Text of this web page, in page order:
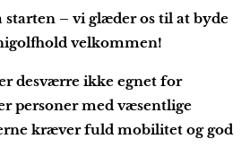
– vi glæder os til at byde
velkommen! ⛳🎉
desværre ikke egnet for
personer med væsentlige
kræver fuld mobilitet og god